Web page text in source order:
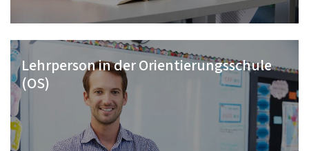
Lehrperson in der Orientierungsschule
(OS)